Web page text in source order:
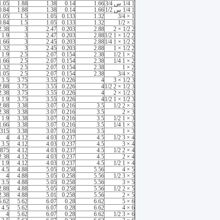
1 1/4 س 3/4
1.66
0.14
1.38
1.88
1 1/4 س 1/2
1.66
0.14
1.38
1.88
1 × 3/4
1.32
0.133
1.05
1.5
1 × 1/2
1.32
0.133
1.05
1.5
2 1/2 × 2
2.88
0.203
2.47
3
2 1/2 × 1 1/2
2.88
0.203
2.47
3
1.9
2 1/2 × 1 1/4
2.88
0.203
2.45
3
2 1/2 × 1
2.88
0.203
2.45
3
2 × 1 1/2
2.38
0.154
2.07
2.5
1.9
2 × 1 1/4
2.38
0.154
2.07
2.5
2 × 1
2.38
0.154
2.07
2.5
2 × 3/4
2.38
0.154
2.07
2.5
3 1/2 × 3
4
0.226
3.55
3.75
3.5
3 1/2 × 2 1/2
4
0.226
3.55
3.75
3 1/2 × 2
4
0.226
3.55
3.75
3 1/2 × 1 1/2
4
0.226
3.55
3.75
1.9
3 × 2 1/2
3.5
0.216
3.07
3.38
3 × 2
3.5
0.216
3.07
3.38
3 × 1 1/2
3.5
0.216
3.07
3.38
1.9
3 × 1 1/4
3.5
0.216
3.07
3.38
3 × 1
3.5
0.216
3.07
3.38
4 × 3 1/2
4.5
0.237
4.03
4.12
4
4 × 3
4.5
0.237
4.03
4.12
3.5
4 × 2 1/2
4.5
0.237
4.03
4.12
4 × 2
4.5
0.237
4.03
4.12
4 × 1 1/2
4.5
0.237
4.03
4.12
1.9
5 × 4
5.56
0.258
5.05
4.88
4.5
5 × 3 1/2
5.56
0.258
5.05
4.88
4
5 × 3
5.56
0.258
5.05
4.88
3.5
5 × 2 1/2
5.56
0.258
5.05
4.88
5 × 2
5.56
0.258
5.01
4.88
6 × 5
6.62
0.28
6.07
5.62
6 × 4
6.62
0.28
6.07
5.62
4.5
6 × 3 1/2
6.62
0.28
6.07
5.62
4